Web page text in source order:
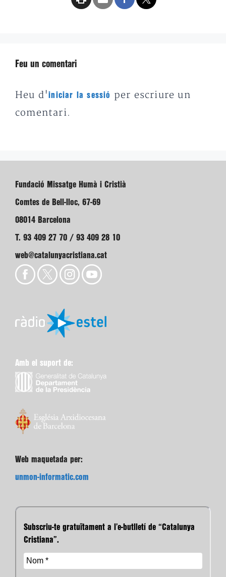
Feu un comentari
Heu d'iniciar la sessió
per escriure un
comentari.
Fundació Missatge Humà i Cristià
Comtes de Bell-lloc, 67-69
08014 Barcelona
T. 93 409 27 70 / 93 409 28 10
web@catalunyacristiana.cat
Amb el suport de:
Web maquetada per:
unmon-informatic.com
Subscriu-te gratuïtament a l’e-butlletí de “Catalunya
Cristiana”.